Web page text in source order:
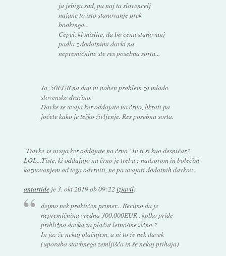
ja jebiga sad, pa naj ta slovencelj
najane to isto stanovanje prek
bookinga...
Cepci, ki mislite, da bo cena stanovanj
padla z dodatnimi davki na
nepremičnine ste res posebna sorta...
Ja, 50EUR na dan ni noben problem za mlado
slovensko družino.
Davke se uvaja ker oddajate na črno, hkrati pa
jočete kako je težko življenje. Res posebna sorta.
"Davke se uvaja ker oddajate na črno" In ti si kao desničar?
LOL...Tiste, ki oddajajo na črno je treba z nadzorom in bolečim
kaznovanjem od tega odvrniti, ne pa uvajati dodatnih davkov...
antartideje3. okt 2019 ob 09:22 izjavil:
dejmo nek praktičen primer... Recimo da je
nepremičnina vredna 300.000EUR , kolko pride
približno davka za plačat letno/mesečno ?
In jaz že nekaj plačujem, a ni to že nek davek
(uporaba stavbnega zemljišča in še nekaj prihaja)